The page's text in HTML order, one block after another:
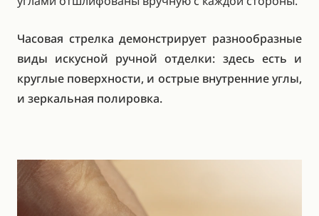
Часовая стрелка демонстрирует разнообразные
виды искусной ручной отделки: здесь есть и
круглые поверхности, и острые внутренние углы,
и зеркальная полировка.